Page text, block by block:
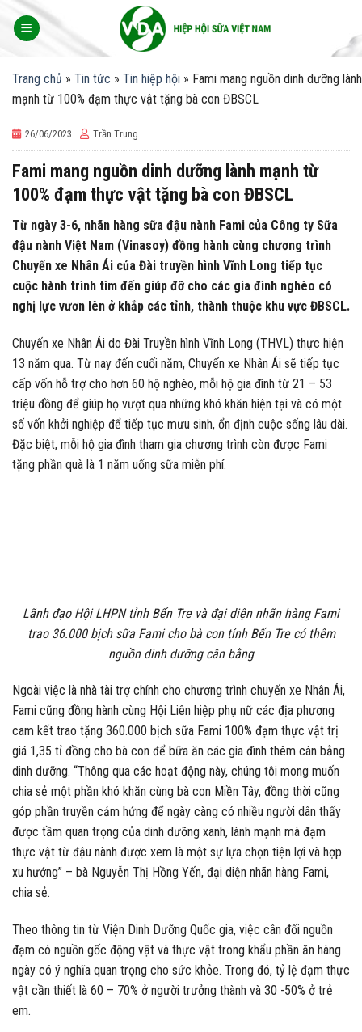
Trang chủ » Tin tức » Tin hiệp hội » Fami mang nguồn dinh dưỡng lành
mạnh từ 100% đạm thực vật tặng bà con ĐBSCL
26/06/2023 Trần Trung
Fami mang nguồn dinh dưỡng lành mạnh từ
100% đạm thực vật tặng bà con ĐBSCL
Từ ngày 3-6, nhãn hàng sữa đậu nành Fami của Công ty Sữa
đậu nành Việt Nam (Vinasoy) đồng hành cùng chương trình
Chuyến xe Nhân Ái của Đài truyền hình Vĩnh Long tiếp tục
cuộc hành trình tìm đến giúp đỡ cho các gia đình nghèo có
nghị lực vươn lên ở khắp các tỉnh, thành thuộc khu vực ĐBSCL.
Chuyến xe Nhân Ái do Đài Truyền hình Vĩnh Long (THVL) thực hiện
13 năm qua. Từ nay đến cuối năm, Chuyến xe Nhân Ái sẽ tiếp tục
cấp vốn hỗ trợ cho hơn 60 hộ nghèo, mỗi hộ gia đình từ 21 – 53
triệu đồng để giúp họ vượt qua những khó khăn hiện tại và có một
số vốn khởi nghiệp để tiếp tục mưu sinh, ổn định cuộc sống lâu dài.
Đặc biệt, mỗi hộ gia đình tham gia chương trình còn được Fami
tặng phần quà là 1 năm uống sữa miễn phí.
Lãnh đạo Hội LHPN tỉnh Bến Tre và đại diện nhãn hàng Fami
trao 36.000 bịch sữa Fami cho bà con tỉnh Bến Tre có thêm
nguồn dinh dưỡng cân bằng
Ngoài việc là nhà tài trợ chính cho chương trình chuyến xe Nhân Ái,
Fami cũng đồng hành cùng Hội Liên hiệp phụ nữ các địa phương
cam kết trao tặng 360.000 bịch sữa Fami 100% đạm thực vật trị
giá 1,35 tỉ đồng cho bà con để bữa ăn các gia đình thêm cân bằng
dinh dưỡng. “Thông qua các hoạt động này, chúng tôi mong muốn
chia sẻ một phần khó khăn cùng bà con Miền Tây, đồng thời cũng
góp phần truyền cảm hứng để ngày càng có nhiều người dân thấy
được tầm quan trọng của dinh dưỡng xanh, lành mạnh mà đạm
thực vật từ đậu nành được xem là một sự lựa chọn tiện lợi và hợp
xu hướng” – bà Nguyễn Thị Hồng Yến, đại diện nhãn hàng Fami,
chia sẻ.
Theo thông tin từ Viện Dinh Dưỡng Quốc gia, việc cân đối nguồn
đạm có nguồn gốc động vật và thực vật trong khẩu phần ăn hàng
ngày có ý nghĩa quan trọng cho sức khỏe. Trong đó, tỷ lệ đạm thực
vật cần thiết là 60 – 70% ở người trưởng thành và 30 -50% ở trẻ
em.